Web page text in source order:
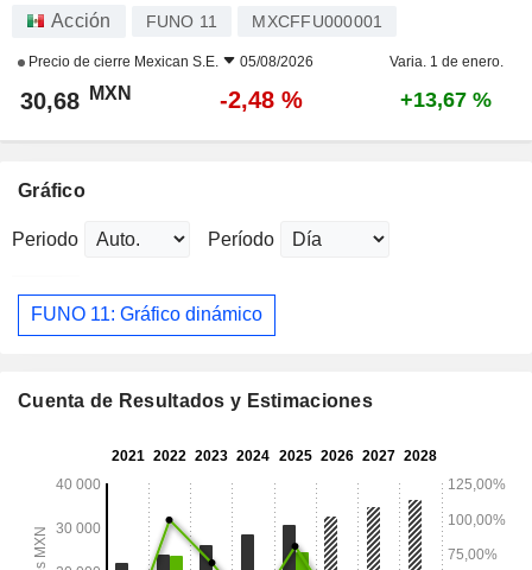
Acción FUNO 11 MXCFFU000001
Precio de cierre Mexican S.E. 05/08/2026 Varia. 1 de enero.
30,68 MXN -2,48 % +13,67 %
Gráfico
Periodo Período
FUNO 11: Gráfico dinámico
Cuenta de Resultados y Estimaciones